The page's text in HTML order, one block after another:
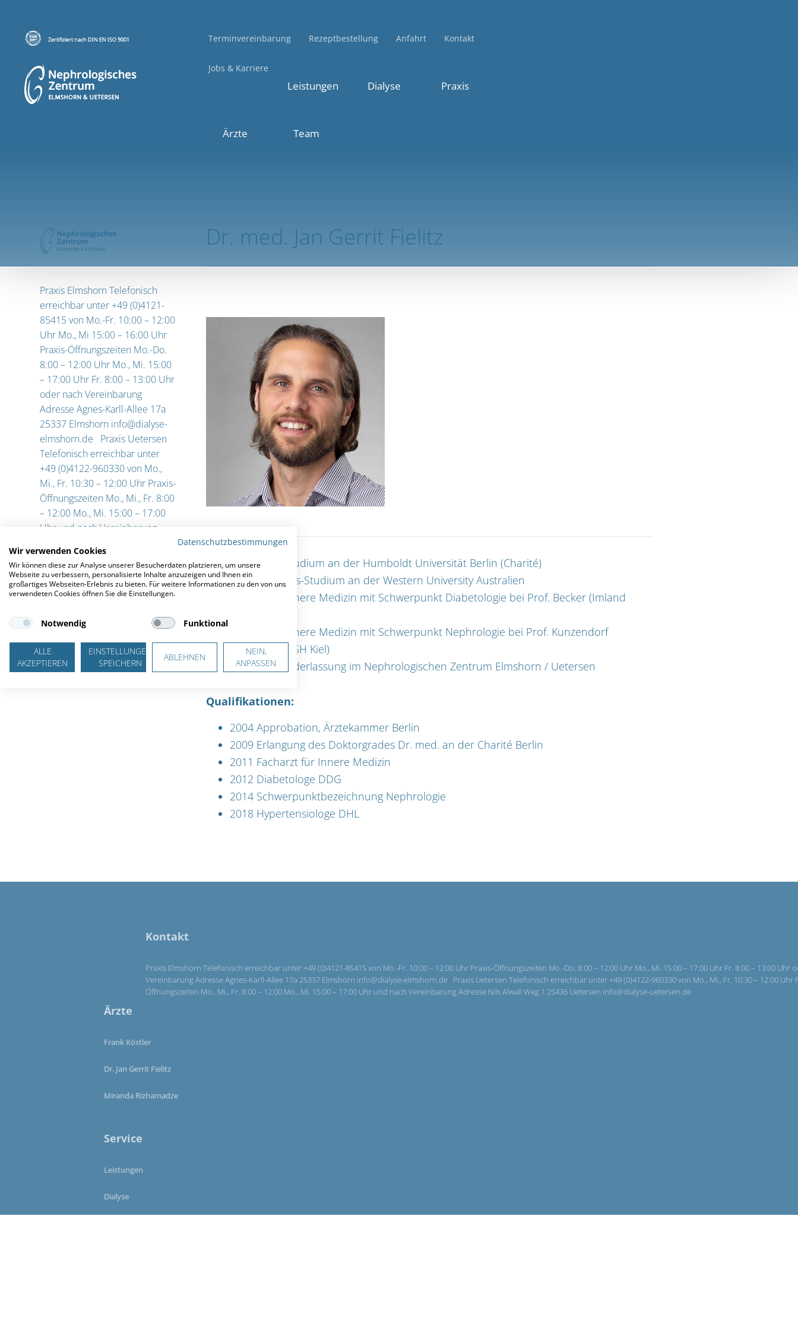
Terminvereinbarung Rezeptbestellung Anfahrt Kontakt
Jobs & Karriere
Leistungen Dialyse Praxis
Ärzte Team
Praxis Elmshorn Telefonisch
erreichbar unter +49 (0)4121-
85415 von Mo.-Fr. 10:00 – 12:00
Uhr Mo., Mi 15:00 – 16:00 Uhr
Praxis-Öffnungszeiten Mo.-Do.
8:00 – 12:00 Uhr Mo., Mi. 15:00
– 17:00 Uhr Fr. 8:00 – 13:00 Uhr
oder nach Vereinbarung
Adresse Agnes-Karll-Allee 17a
25337 Elmshorn info@dialyse-
elmshorn.de Praxis Uetersen
Telefonisch erreichbar unter
+49 (0)4122-960330 von Mo.,
Mi., Fr. 10:30 – 12:00 Uhr Praxis-
Öffnungszeiten Mo., Mi., Fr. 8:00
– 12:00 Mo., Mi. 15:00 – 17:00
Uhr und nach Vereinbarung
25436 Uetersen info@dialyse-
uetersen.de
Dr. med. Jan Gerrit Fielitz
1997-2004 Studium an der Humboldt Universität Berlin (Charité)
2001 Auslands-Studium an der Western University Australien
2005-2009 Innere Medizin mit Schwerpunkt Diabetologie bei Prof. Becker (Imland
2010-2014 Innere Medizin mit Schwerpunkt Nephrologie bei Prof. Kunzendorf
(Uniklinikum-SH Kiel)
Seit 2014 Niederlassung im Nephrologischen Zentrum Elmshorn / Uetersen
Qualifikationen:
2004 Approbation, Ärztekammer Berlin
2009 Erlangung des Doktorgrades Dr. med. an der Charité Berlin
2011 Facharzt für Innere Medizin
2012 Diabetologe DDG
2014 Schwerpunktbezeichnung Nephrologie
2018 Hypertensiologe DHL
Kontakt
Praxis Elmshorn Telefonisch erreichbar unter +49 (0)4121-85415 von Mo.-Fr. 10:00 – 12:00 Uhr Praxis-Öffnungszeiten Mo.-Do. 8:00 – 12:00 Uhr Mo., Mi. 15:00 – 17:00 Uhr Fr. 8:00 – 13:00 Uhr
Vereinbarung Adresse Agnes-Karll-Allee 17a 25337 Elmshorn info@dialyse-elmshorn.de Praxis Uetersen Telefonisch erreichbar unter +49 (0)4122-960330 von Mo., Mi., Fr. 10:30 – 12:00 Uhr
Öffnungszeiten Mo., Mi., Fr. 8:00 – 12:00 Mo., Mi. 15:00 – 17:00 Uhr und nach Vereinbarung Adresse Nils Alwall Weg 1 25436 Uetersen info@dialyse-uetersen.de
Ärzte
Frank Köstler
Dr. Jan Gerrit Fielitz
Miranda Rizhamadze
Service
Leistungen
Dialyse
Datenschutzbestimmungen
Wir verwenden Cookies
Wir können diese zur Analyse unserer Besucherdaten platzieren, um unsere
Webseite zu verbessern, personalisierte Inhalte anzuzeigen und Ihnen ein
großartiges Webseiten-Erlebnis zu bieten. Für weitere Informationen zu den von uns
verwendeten Cookies öffnen Sie die Einstellungen.
Notwendig Funktional
ALLE
AKZEPTIEREN
EINSTELLUNGEN
SPEICHERN
ABLEHNEN
NEIN,
ANPASSEN